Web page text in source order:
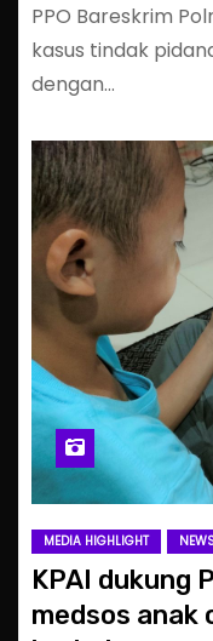
PPO Bareskrim
kasus tindak
dengan…
MEDIA HIGHLIGHT
KPAI dukung
medsos anak